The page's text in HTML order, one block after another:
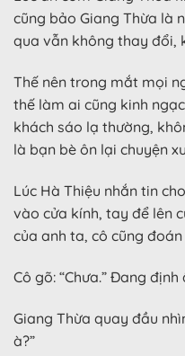
cũng bảo Giang Thừa là
qua vẫn không thay đổi,
Thế nên trong mắt mọi
thế làm ai cũng kinh
khách sáo lạ thường,
là bạn bè ôn lại chuyện
Lúc Hà Thiệu nhắn tin
vào cửa kính, tay để lên
của anh ta, cô cũng
Cô gõ: “Chưa.” Đang
Giang Thừa quay đầu
à?”